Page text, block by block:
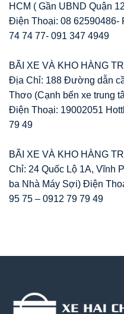
HCM ( Gần UBND Quận
Điện Thoại: 08 62590486-
74 74 77- 091 347 4949
BÃI XE VÀ KHO HÀNG
Địa Chỉ: 188 Đường dẫn
Thơo (Cạnh bến xe trung
Điện Thoại: 19002051
79 49
BÃI XE VÀ KHO HÀNG
Chỉ: 24 Quốc Lộ 1A, Vĩnh
ba Nhà Máy Sợi) Điện
95 75 – 0912 79 79 49